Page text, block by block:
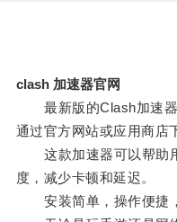
clash 加速器官网
最新版的Clash加速器
通过官方网站或应用商店
这款加速器可以帮助
度，减少卡顿和延迟。
安装简单，操作便捷，